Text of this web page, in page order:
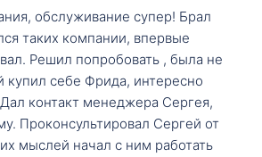
обслуживание супер! Брал
таких компании, впервые
Решил попробовать , была не
себе Фрида, интересно
Дал контакт менеджера Сергея,
Проконсультировал Сергей от
мыслей начал с ним работать